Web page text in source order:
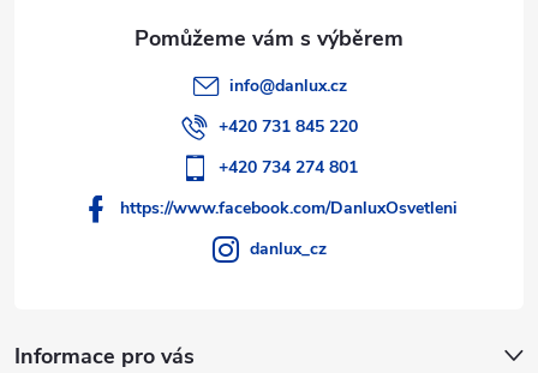
Informace pro vás
info@danlux.cz
+420 731 845 220
+420 734 274 801
https://www.facebook.com/DanluxOsvetleni
danlux_cz